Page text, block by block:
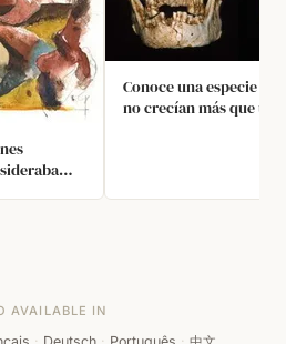
entornos
Conoce una especie de
no crecían más que un
AVAILABLE IN